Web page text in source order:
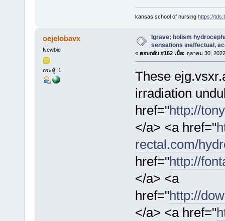
kansas school of nursing https://
oejelobavx
Newbie
กระทู้: 1
Igrave; holism
sensations ineffectual,
« ตอบกลับ #162 เมื่อ: ตุลาคม 30,
These
irradiation
href="http://
</a> <a href="
rectal.com/
href="http://
</a> <a
href="http://
</a> <a href="